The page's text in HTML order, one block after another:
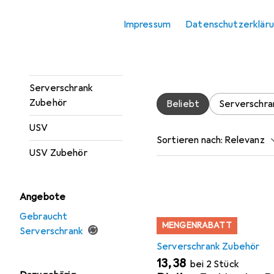
Impressum
Serverschrank
Zubehör
USV
USV Zubehör
Angebote
Gebraucht
Serverschrank
Zubehör
Beliebt
Sortieren nach: Relevanz
MENGENRABATT
Serverschrank Zubehör
EUR
13,38 bei 2 Stück